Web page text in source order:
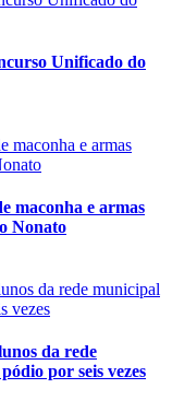
Unificado do
maconha e armas
Nonato
da rede
por seis vezes